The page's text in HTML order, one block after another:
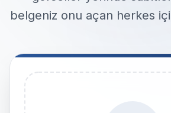
belgeniz onu açan herkes